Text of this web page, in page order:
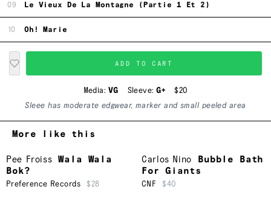
09 Le Vieux De La Montagne (Partie 1 Et 2)
10 Oh! Marie
ADD TO CART
Media: VG Sleeve:G+
$20
Sleee has moderate edgwear, marker and small peeled area
More like this
Pee Froiss
Wala Wala
Bok?
Preference Records $28
Carlos Nino
Bubble Bath
For Giants
CNF $40